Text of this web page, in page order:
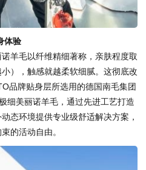
体验
羊毛以纤维精细著称，亲肤程度取
），触感就越柔软细腻。这彻底改
品牌贴身层所选用的德国南毛集团
细美丽诺羊毛，通过先进工艺打造
态环境提供专业级舒适解决方案，
的活动自由。